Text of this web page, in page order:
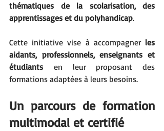
thématiques de la scolarisation, des
apprentissages et du polyhandicap.
Cette initiative vise à accompagner les
aidants, professionnels, enseignants et
étudiants en leur proposant des
formations adaptées à leurs besoins.
Un parcours de formation
multimodal et certifié